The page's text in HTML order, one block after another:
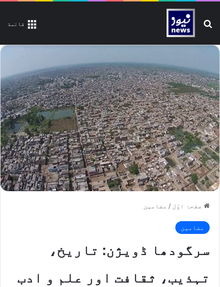
قائمة تلاش کیجیے
صفحۂ اوّل / مضامین
مضامین
سرگودھا ڈویژن: تاریخ،
تہذیب، ثقافت اور علم و ادب